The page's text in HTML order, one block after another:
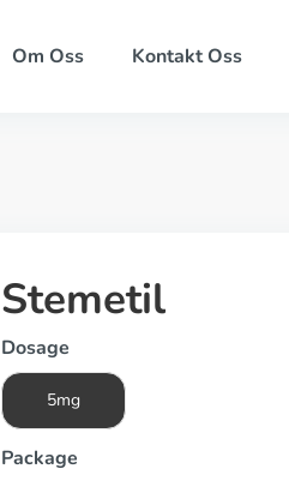
Om Oss Kontakt Oss
Stemetil
Dosage
5mg
Package